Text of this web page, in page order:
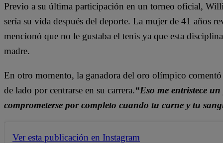
Previo a su última participación en un torneo oficial,
sería su vida después del deporte. La mujer de 41 años
mencionó que no le gustaba el tenis ya que esta
madre.
En otro momento, la ganadora del oro olímpico
de lado por centrarse en su carrera.“Eso me entristece
comprometerse por completo cuando tu carne y tu
Ver esta publicación en Instagram